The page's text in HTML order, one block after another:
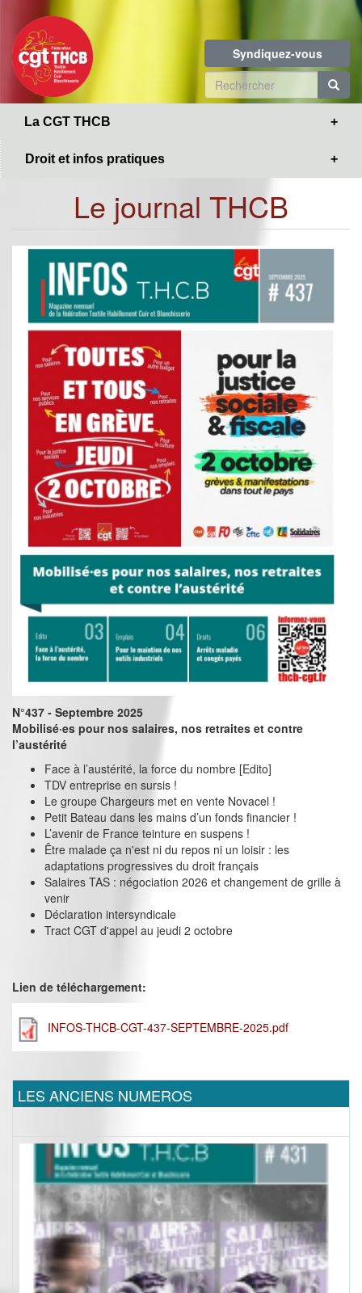
contenu
principal
Syndiquez-vous
Formulaire
de
La CGT THCB
Droit et infos pratiques
Le journal THCB
N°437 - Septembre 2025
Mobilisé·es pour nos salaires, nos retraites et contre
l’austérité
Face à l’austérité, la force du nombre [Edito]
TDV entreprise en sursis !
Le groupe Chargeurs met en vente Novacel !
Petit Bateau dans les mains d’un fonds financier !
L’avenir de France teinture en suspens !
Être malade ça n'est ni du repos ni un loisir : les
adaptations progressives du droit français
Salaires TAS : négociation 2026 et changement de grille à
venir
Déclaration intersyndicale
Tract CGT d'appel au jeudi 2 octobre
Lien de téléchargement:
INFOS-THCB-CGT-437-SEPTEMBRE-2025.pdf
LES ANCIENS NUMEROS